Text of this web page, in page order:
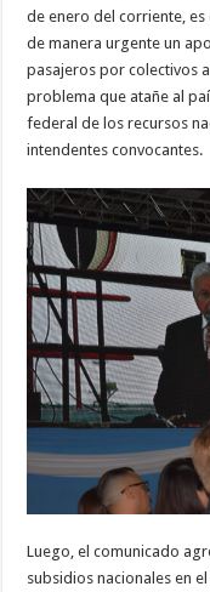
de enero del corriente,
de manera urgente un
pasajeros por colectivos
problema que atañe al
federal de los recursos
intendentes convocantes.
Luego, el comunicado
subsidios nacionales en